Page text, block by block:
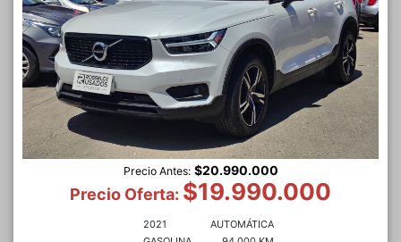
Precio Antes: $20.990.000
Precio Oferta: $19.990.000
2021
AUTOMÁTICA